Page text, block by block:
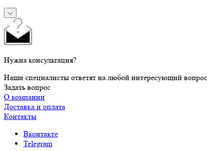
Нужна консультация?
Наши специалисты ответят на любой интересующий вопрос
Задать вопрос
О компании
Доставка и оплата
Контакты
Вконтакте
Telegram